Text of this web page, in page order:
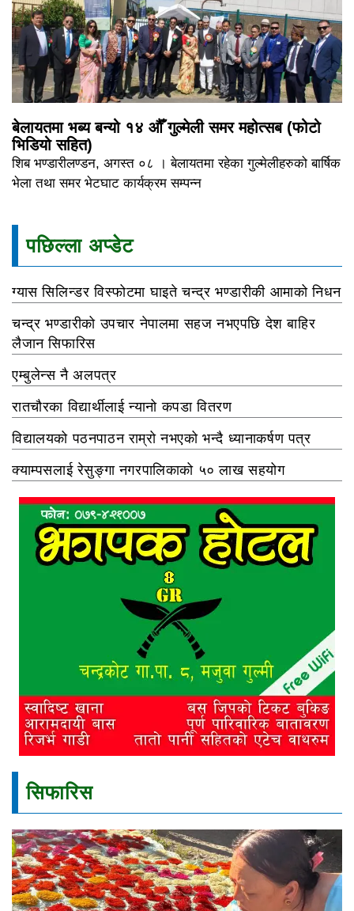
बेलायतमा भब्य बन्यो १४ औँ गुल्मेली समर महोत्सब (फोटो
भिडियो सहित)
शिब भण्डारीलण्डन, अगस्त ०८ । बेलायतमा रहेका गुल्मेलीहरुको बार्षिक
भेला तथा समर भेटघाट कार्यक्रम सम्पन्न
पछिल्ला अप्डेट
ग्यास सिलिन्डर विस्फोटमा घाइते चन्द्र भण्डारीकी आमाको निधन
चन्द्र भण्डारीको उपचार नेपालमा सहज नभएपछि देश बाहिर
लैजान सिफारिस
एम्बुलेन्स नै अलपत्र
रातचौरका विद्यार्थीलाई न्यानो कपडा वितरण
विद्यालयको पठनपाठन राम्रो नभएको भन्दै ध्यानाकर्षण पत्र
क्याम्पसलाई रेसुङ्गा नगरपालिकाको ५० लाख सहयोग
सिफारिस